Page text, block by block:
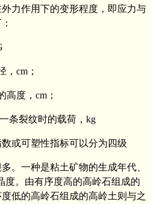
力作用下的变形程度，即应力与
cm；
度，cm；
裂纹时的载荷，kg
或可塑性指标可以分为四级
。一种是粘土矿物的生成年代、
度。由有序度高的高岭石组成的
低的高岭石组成的高岭土则与之